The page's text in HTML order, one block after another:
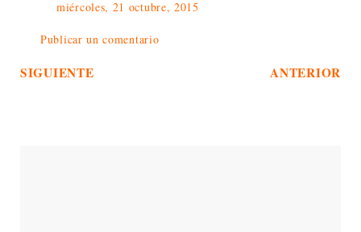
miércoles, 21 octubre, 2015
Publicar un comentario
SIGUIENTE ANTERIOR